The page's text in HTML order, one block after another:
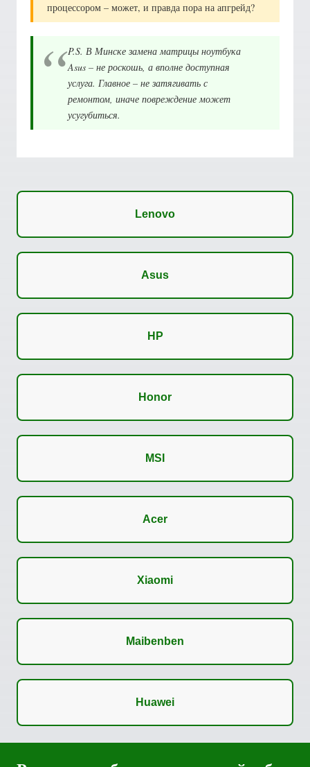
процессором – может, и правда пора на апгрейд?
P.S. В Минске замена матрицы ноутбука
Asus – не роскошь, а вполне доступная
услуга. Главное – не затягивать с
ремонтом, иначе повреждение может
усугубиться.
Lenovo
Asus
HP
Honor
MSI
Acer
Xiaomi
Maibenben
Huawei